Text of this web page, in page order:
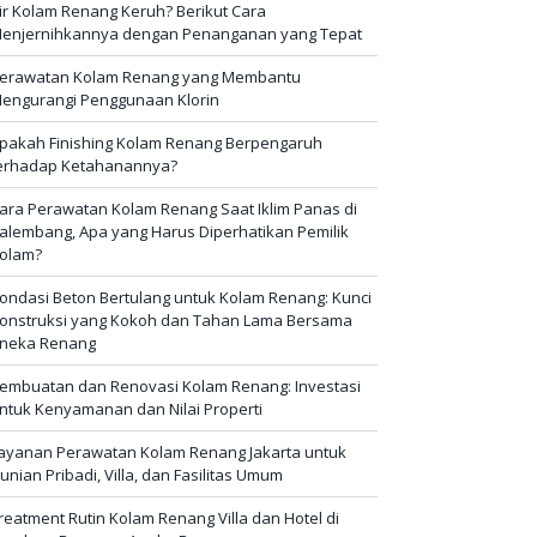
Kolam Renang Keruh? Berikut Cara
dengan Penanganan yang Tepat
Kolam Renang yang Membantu
Penggunaan Klorin
Finishing Kolam Renang Berpengaruh
Ketahanannya?
Perawatan Kolam Renang Saat Iklim Panas di
Apa yang Harus Diperhatikan Pemilik
Beton Bertulang untuk Kolam Renang: Kunci
yang Kokoh dan Tahan Lama Bersama
Renang
dan Renovasi Kolam Renang: Investasi
Kenyamanan dan Nilai Properti
Perawatan Kolam Renang Jakarta untuk
Pribadi, Villa, dan Fasilitas Umum
Rutin Kolam Renang Villa dan Hotel di